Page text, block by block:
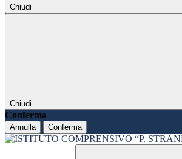
Chiudi
Chiudi
Conferma
Annulla Conferma